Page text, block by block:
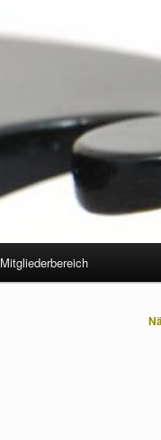
Mitgliederbereich